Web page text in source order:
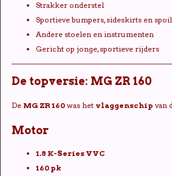
Strakker onderstel
Sportieve bumpers, sideskirts en
Andere stoelen en instrumenten
Gericht op jonge, sportieve rijders
De topversie: MG ZR 160
De MG ZR 160was het vlaggenschip van
Motor
1.8 K-Series VVC
160 pk